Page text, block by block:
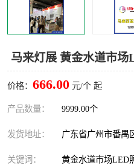
马来灯展 黄金水道市
价格： 666.00 元/个 起
产品数量： 9999.00个
发货地址： 广东省广州市番禺
关键词： 黄金水道市场LED